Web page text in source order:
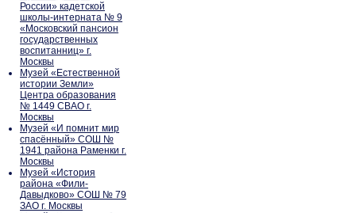
России» кадетской
школы-интерната № 9
«Московский пансион
государственных
воспитанниц» г.
Москвы
Музей «Естественной
истории Земли»
Центра образования
№ 1449 СВАО г.
Москвы
Музей «И помнит мир
спасённый» СОШ №
1941 района Раменки г.
Москвы
Музей «История
района «Фили-
Давыдково» СОШ № 79
ЗАО г. Москвы